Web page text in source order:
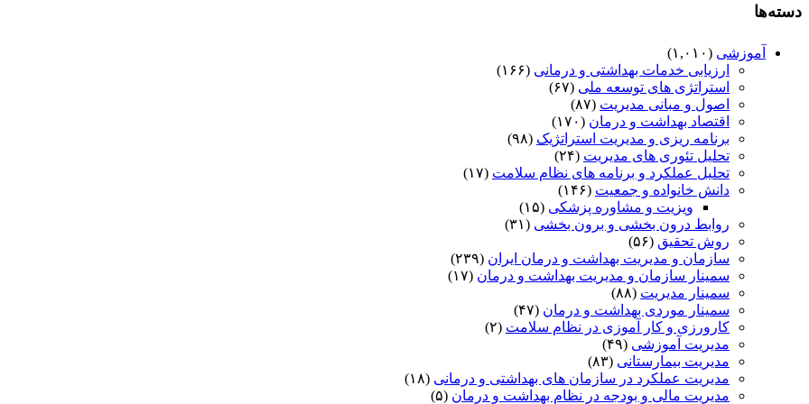
دسته‌ها
آموزشی (۱,۰۱۰)
ارزیابی خدمات بهداشتی و درمانی (۱۶۶)
استراتژی های توسعه ملی (۶۷)
اصول و مبانی مدیریت (۸۷)
اقتصاد بهداشت و درمان (۱۷۰)
برنامه ریزی و مدیریت استراتژیک (۹۸)
تحلیل تئوری های مدیریت (۲۴)
تحلیل عملکرد و برنامه های نظام سلامت (۱۷)
دانش خانواده و جمعیت (۱۴۶)
ویزیت و مشاوره پزشکی (۱۵)
روابط درون بخشی و برون بخشی (۳۱)
روش تحقیق (۵۶)
سازمان و مدیریت بهداشت و درمان ایران (۲۳۹)
سمینار سازمان و مدیریت بهداشت و درمان (۱۷)
سمینار مدیریت (۸۸)
سمینار موردی بهداشت و درمان (۴۷)
کارورزی و کار آموزی در نظام سلامت (۲)
مدیریت آموزشی (۴۹)
مدیریت بیمارستانی (۸۳)
مدیریت عملکرد در سازمان های بهداشتی و درمانی (۱۸)
مدیریت مالی و بودجه در نظام بهداشت و درمان (۵)